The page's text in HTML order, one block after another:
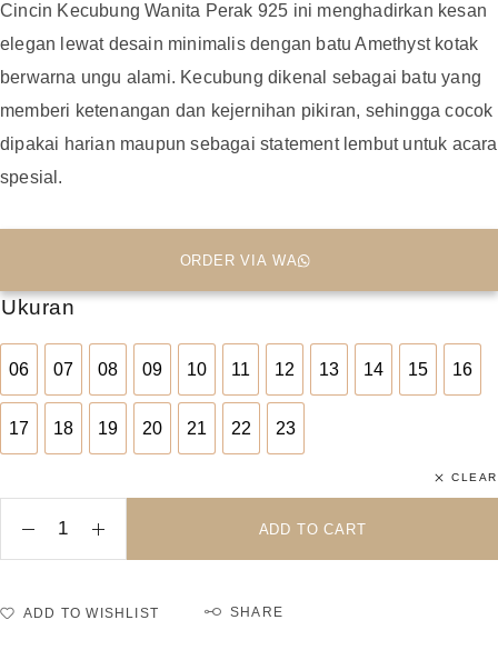
Cincin Kecubung Wanita Perak 925 ini menghadirkan kesan
elegan lewat desain minimalis dengan batu Amethyst kotak
berwarna ungu alami. Kecubung dikenal sebagai batu yang
memberi ketenangan dan kejernihan pikiran, sehingga cocok
dipakai harian maupun sebagai statement lembut untuk acara
spesial.
ORDER VIA WA
Ukuran
06
06
07
07
08
08
09
09
10
10
11
11
12
12
13
13
14
14
15
15
16
16
17
17
18
18
19
19
20
20
21
21
22
22
23
23
CLEAR
ADD TO CART
ADD TO WISHLIST SHARE